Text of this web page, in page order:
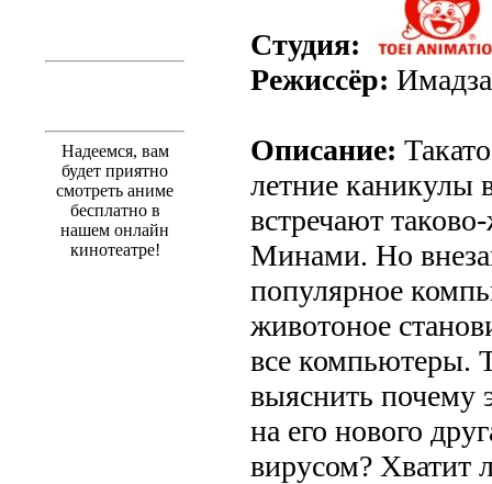
Надеемся, вам
будет приятно
смотреть аниме
бесплатно в
нашем онлайн
кинотеатре!
Студия:
Режиссёр:
Описание:
летние каникулы
встречают
Минами. Но
популярное
животоное
все компьютеры.
выяснить почему
на его нового
вирусом? Хватит